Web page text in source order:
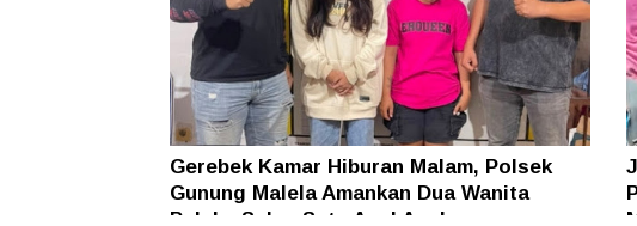
Gerebek Kamar Hiburan Malam, Polsek
Gunung Malela Amankan Dua Wanita
Pelaku Sabu, Satu Asal Aceh